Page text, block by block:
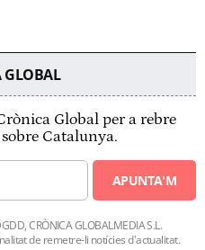
GLOBAL
Global per a rebre
Catalunya.
APUNTA'M
CRÒNICA GLOBALMEDIA S.L.
de remetre-li notícies d'actualitat.